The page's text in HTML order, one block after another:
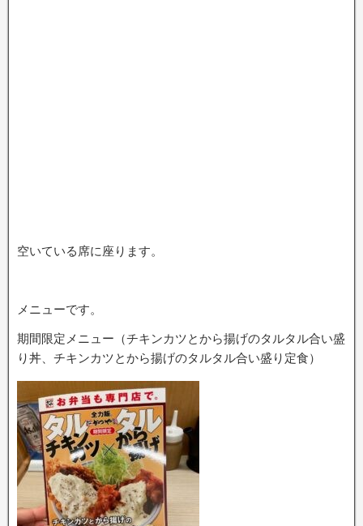
空いている席に座ります。
メニューです。
期間限定メニュー（チキンカツとから揚げのタルタル合い盛
り丼、チキンカツとから揚げのタルタル合い盛り定食）